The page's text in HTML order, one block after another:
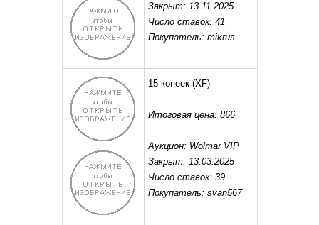
Закрыт: 13.11.2025
Число ставок: 41
Покупатель: mikrus
15 копеек(XF)
Итоговая цена: 866
Аукцион: Wolmar VIP
Закрыт: 13.03.2025
Число ставок: 39
Покупатель: svan567